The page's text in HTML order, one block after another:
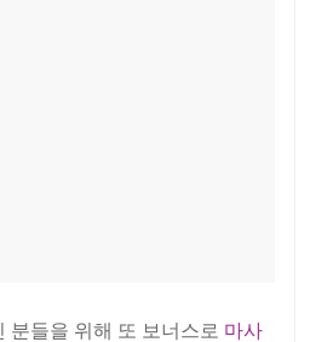
분들을 위해 또 보너스로 마사